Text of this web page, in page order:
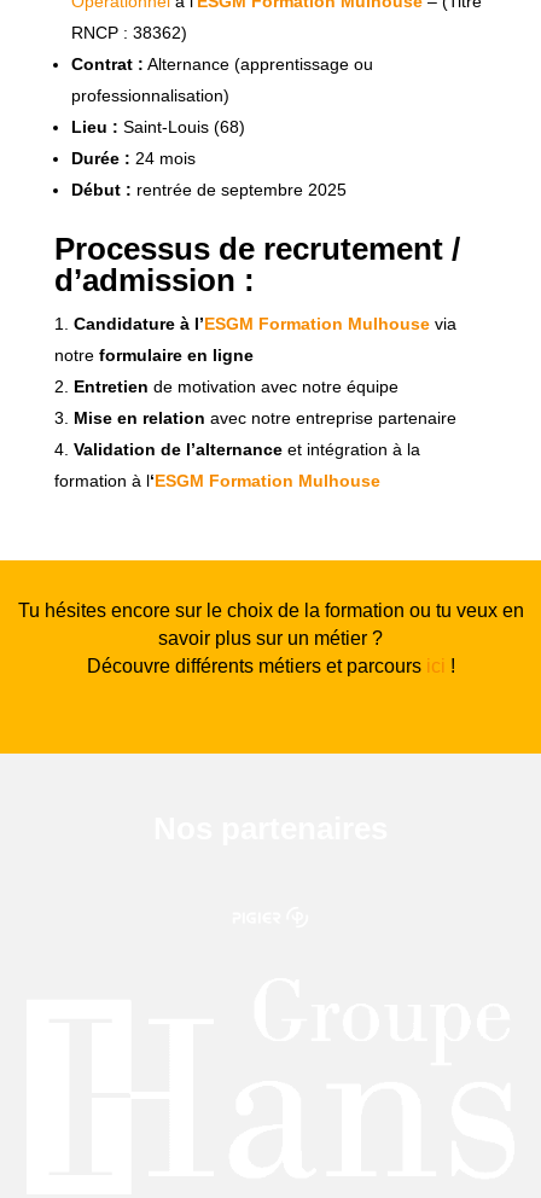
RNCP : 38362)
Contrat : Alternance (apprentissage ou
professionnalisation)
Lieu : Saint-Louis (68)
Durée : 24 mois
Début : rentrée de septembre 2025
Processus de recrutement /
d’admission :
Candidature à l’ESGM Formation Mulhousevia
notre formulaire en ligne
Entretien de motivation avec notre équipe
Mise en relation avec notre entreprise partenaire
Validation de l’alternanceet intégration à la
formation à l‘ESGM Formation Mulhouse
Tu hésites encore sur le choix de la formation ou tu veux en
savoir plus sur un métier ?
Découvre différents métiers et parcours ici !